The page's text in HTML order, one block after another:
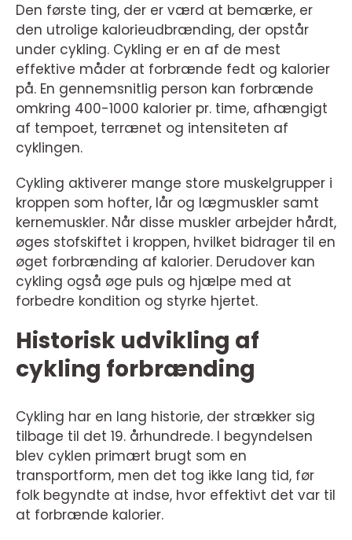
Den første ting, der er værd at bemærke, er
den utrolige kalorieudbrænding, der opstår
under cykling. Cykling er en af de mest
effektive måder at forbrænde fedt og kalorier
på. En gennemsnitlig person kan forbrænde
omkring 400-1000 kalorier pr. time, afhængigt
af tempoet, terrænet og intensiteten af
cyklingen.
Cykling aktiverer mange store muskelgrupper i
kroppen som hofter, lår og lægmuskler samt
kernemuskler. Når disse muskler arbejder hårdt,
øges stofskiftet i kroppen, hvilket bidrager til en
øget forbrænding af kalorier. Derudover kan
cykling også øge puls og hjælpe med at
forbedre kondition og styrke hjertet.
Historisk udvikling af
cykling forbrænding
Cykling har en lang historie, der strækker sig
tilbage til det 19. århundrede. I begyndelsen
blev cyklen primært brugt som en
transportform, men det tog ikke lang tid, før
folk begyndte at indse, hvor effektivt det var til
at forbrænde kalorier.